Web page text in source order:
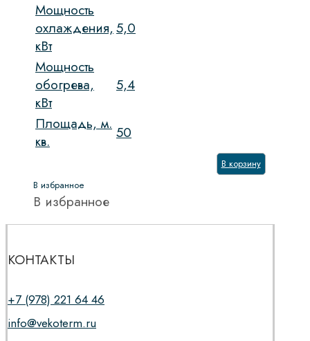
Мощность
охлаждения,
кВт
5,0
Мощность
обогрева,
кВт
5,4
Площадь, м.
кв.
50
В корзину
В избранное
В избранное
КОНТАКТЫ
+7 (978) 221 64 46
info@vekoterm.ru